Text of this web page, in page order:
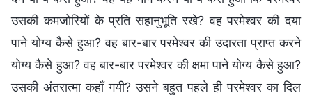
उसकी कमजोरियों के प्रति सहानुभूति रखे? वह परमेश्वर की दया
पाने योग्य कैसे हुआ? वह बार-बार परमेश्वर की उदारता प्राप्त करने
योग्य कैसे हुआ? वह बार-बार परमेश्वर की क्षमा पाने योग्य कैसे हुआ?
उसकी अंतरात्मा कहाँ गयी? उसने बहुत पहले ही परमेश्वर का दिल